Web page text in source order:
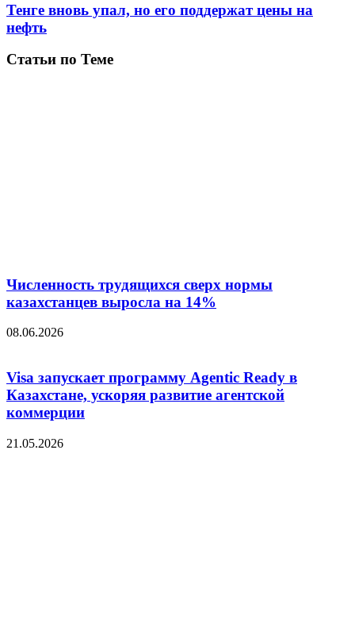
Тенге вновь упал, но его поддержат цены на
нефть
Статьи по Теме
Численность трудящихся сверх нормы
казахстанцев выросла на 14%
08.06.2026
Visa запускает программу Agentic Ready в
Казахстане, ускоряя развитие агентской
коммерции
21.05.2026